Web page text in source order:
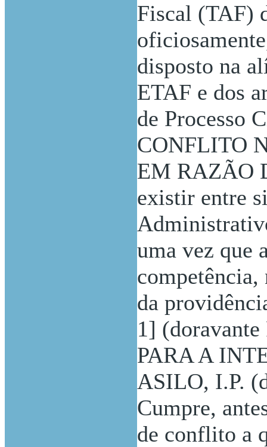
Fiscal (TAF)
disposto na
ETAF e dos
de Processo
CONFLITO
EM RAZÃO
existir entre
uma vez que
competência,
da
1]
PARA A
ASILO, I.P.
Cumpre,
de conflito a